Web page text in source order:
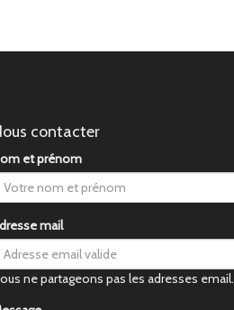
contacter
et prénom
mail
ne partageons pas les adresses email.